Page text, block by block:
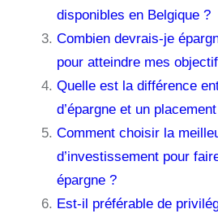
disponibles en Belgique ?
Combien devrais-je
pour atteindre mes
Quelle est la différence
d’épargne et un
Comment choisir la
d’investissement pour
épargne ?
Est-il préférable de